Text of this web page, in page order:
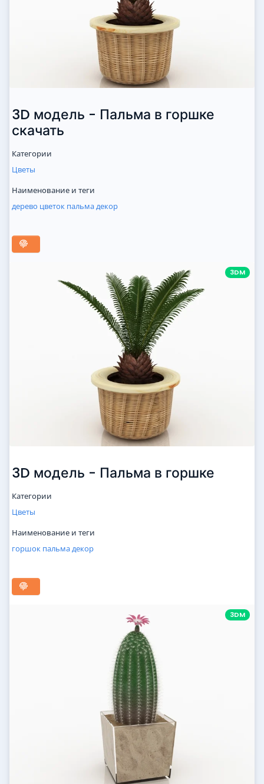
3D модель - Пальма в горшке
скачать
Категории
Цветы
Наименование и теги
дерево цветок пальмадекор
3DM
3D модель - Пальма в горшке
Категории
Цветы
Наименование и теги
горшок пальмадекор
3DM